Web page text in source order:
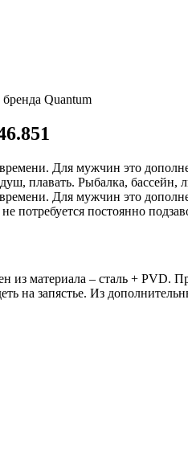
Quantum
Для мужчин это
плавать. Рыбалка, бассейн,
Для мужчин это
постоянно
материала – сталь + PVD.
на запястье. Из